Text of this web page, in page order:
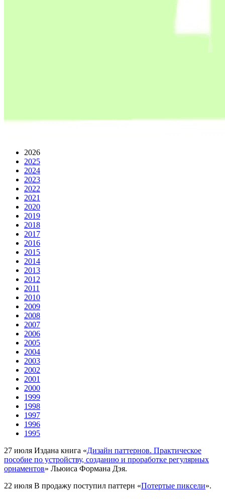
2026
2025
2024
2023
2022
2021
2020
2019
2018
2017
2016
2015
2014
2013
2012
2011
2010
2009
2008
2007
2006
2005
2004
2003
2002
2001
2000
1999
1998
1997
1996
1995
27 июля Издана книга «Дизайн паттернов. Практическое
пособие по устройству, созданию и проработке регулярных
орнаментов» Льюиса Формана Дэя.
22 июля В продажу поступил паттерн «Потертые пиксели».